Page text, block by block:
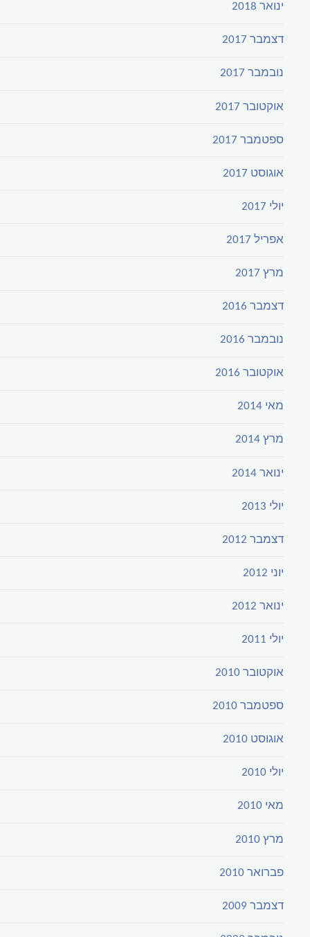
ינואר 2018
דצמבר 2017
נובמבר 2017
אוקטובר 2017
ספטמבר 2017
אוגוסט 2017
יולי 2017
אפריל 2017
מרץ 2017
דצמבר 2016
נובמבר 2016
אוקטובר 2016
מאי 2014
מרץ 2014
ינואר 2014
יולי 2013
דצמבר 2012
יוני 2012
ינואר 2012
יולי 2011
אוקטובר 2010
ספטמבר 2010
אוגוסט 2010
יולי 2010
מאי 2010
מרץ 2010
פברואר 2010
דצמבר 2009